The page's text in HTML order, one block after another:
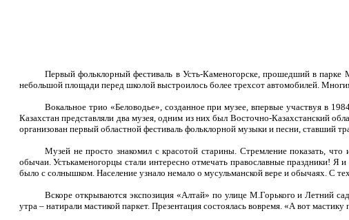
Первый фольклорный фестиваль в Усть-Каменогорске, прошедший в парке
небольшой площади перед школой выстроилось более трехсот автомобилей.
Вокальное трио «Беловодье», созданное при музее, впервые участвуя в
Казахстан представляли два музея, одним из них был Восточно-Казахстанский
организован первый областной фестиваль фольклорной музыки и песни, ставший
Музей не просто знакомил с красотой старины. Стремление показать,
обычаи. Устькаменогорцы стали интересно отмечать православные праздники!
было с солнышком. Население узнало немало о мусульманской вере и обычаях. С
Вскоре открываются экспозиция «Алтай» по улице М.Горького и Летний
утра – натирали мастикой паркет. Презентация состоялась вовремя. «А вот